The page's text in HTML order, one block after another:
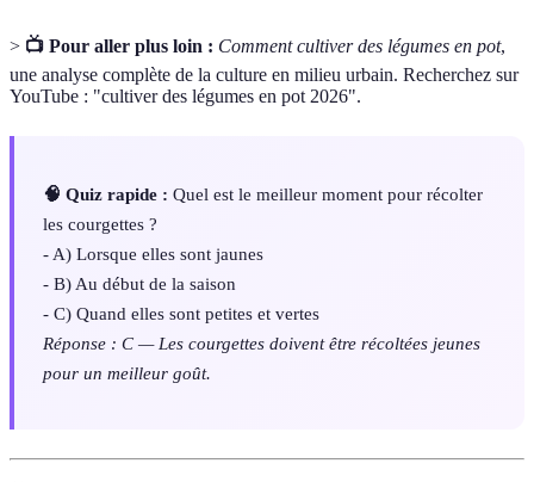
> 📺 Pour aller plus loin : Comment cultiver des légumes en pot,
une analyse complète de la culture en milieu urbain. Recherchez sur
YouTube : "cultiver des légumes en pot 2026".
🧠 Quiz rapide : Quel est le meilleur moment pour récolter
les courgettes ?
- A) Lorsque elles sont jaunes
- B) Au début de la saison
- C) Quand elles sont petites et vertes
Réponse : C — Les courgettes doivent être récoltées jeunes
pour un meilleur goût.